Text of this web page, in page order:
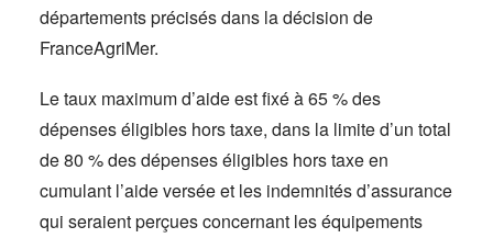
départements précisés dans la décision de
FranceAgriMer.
Le taux maximum d’aide est fixé à 65 % des
dépenses éligibles hors taxe, dans la limite d’un total
de 80 % des dépenses éligibles hors taxe en
cumulant l’aide versée et les indemnités d’assurance
qui seraient perçues concernant les équipements